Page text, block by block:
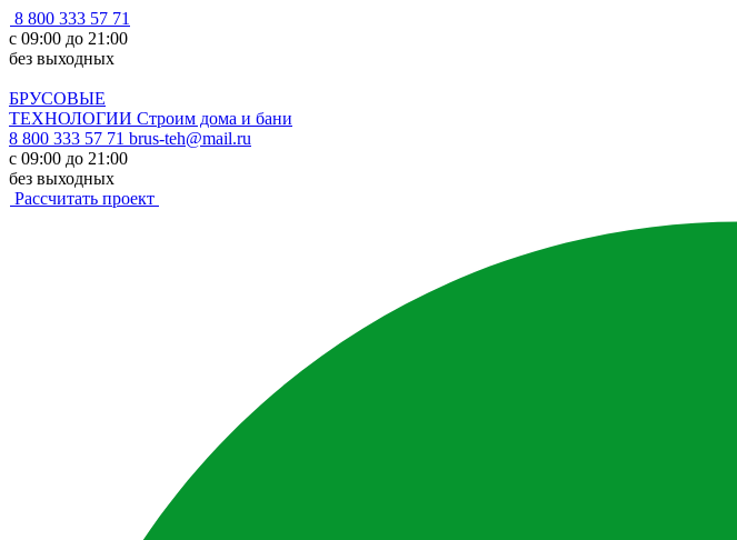
8 800 333 57 71
с 09:00 до 21:00
без выходных
БРУСОВЫЕ
ТЕХНОЛОГИИ Строим дома и бани
8 800 333 57 71 brus-teh@mail.ru
с 09:00 до 21:00
без выходных
Рассчитать проект